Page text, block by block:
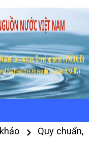
Quy chuẩn,